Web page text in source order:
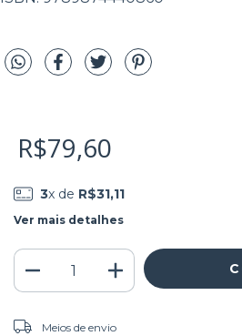
R$79,60
3x de R$31,11
Ver mais detalhes
Entregas para o CEP:
Meios de envio